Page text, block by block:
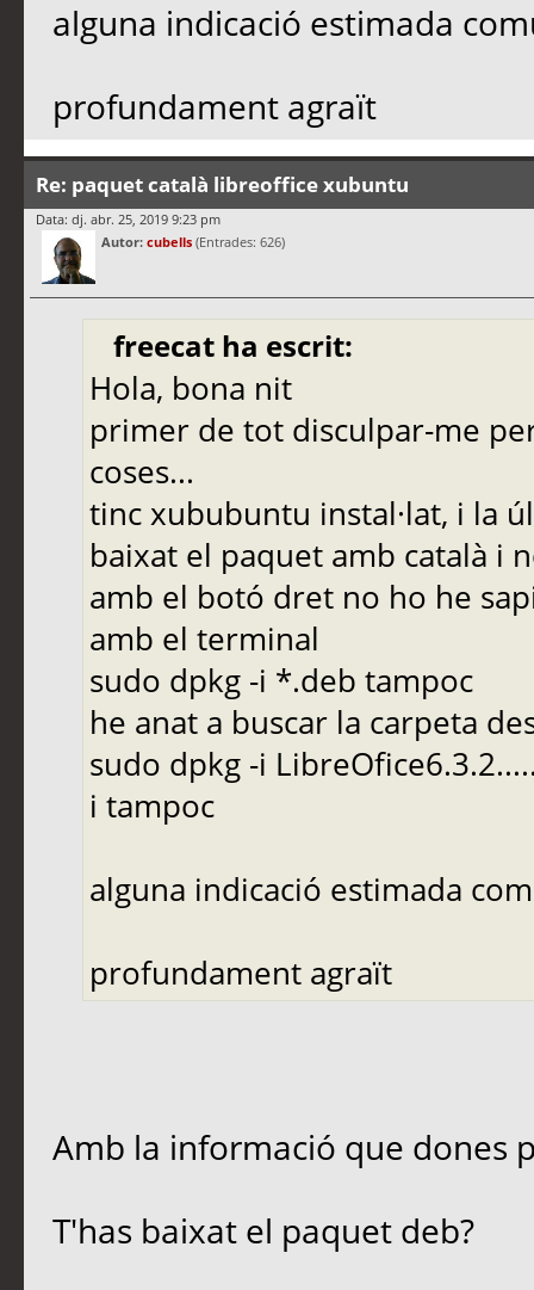
alguna indicació estimada
profundament agraït
Re: paquet català libreoffice xubuntu
Data: dj. abr. 25, 2019 9:23 pm
Autor: cubells (Entrades: 626)
freecat ha escrit:
Hola, bona nit
primer de tot disculpar-me
coses...
tinc xububuntu instal·lat, i la
baixat el paquet amb català i
amb el botó dret no ho he
amb el terminal
sudo dpkg -i *.deb tampoc
he anat a buscar la carpeta
sudo dpkg -i
i tampoc
alguna indicació estimada
profundament agraït
Amb la informació que dones
T'has baixat el paquet deb?